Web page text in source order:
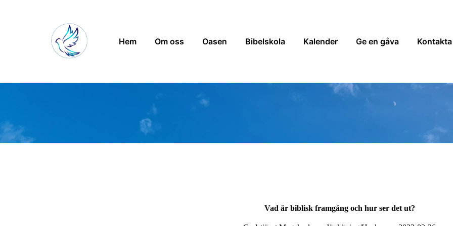
Hem Om oss Oasen Bibelskola Kalender Ge en gåva
Vad är biblisk framgång och hur ser det ut?